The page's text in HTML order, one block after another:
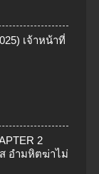
เจ้าหน้าที่
2
ส อำมหิตฆ่าไม่